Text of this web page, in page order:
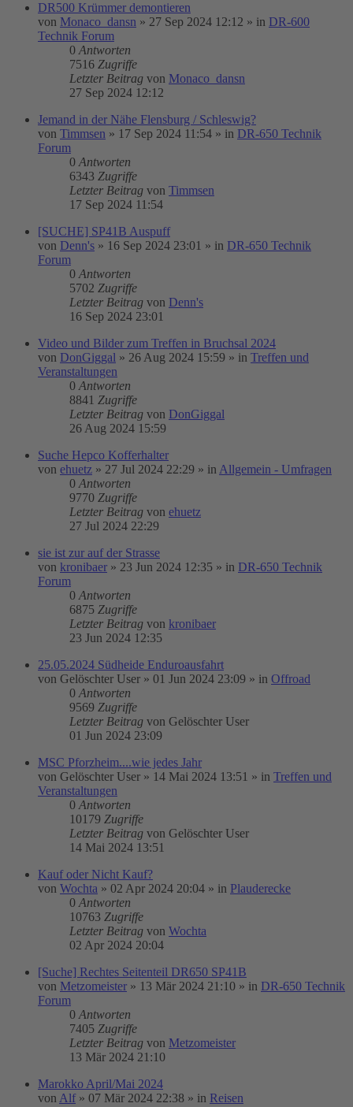
DR500 Krümmer demontieren
von Monaco_dansn » 27 Sep 2024 12:12 » in DR-600
Technik Forum
0 Antworten
7516 Zugriffe
Letzter Beitrag von Monaco_dansn
27 Sep 2024 12:12
Jemand in der Nähe Flensburg / Schleswig?
von Timmsen » 17 Sep 2024 11:54 » in DR-650 Technik
Forum
0 Antworten
6343 Zugriffe
Letzter Beitrag von Timmsen
17 Sep 2024 11:54
[SUCHE] SP41B Auspuff
von Denn's » 16 Sep 2024 23:01 » in DR-650 Technik
Forum
0 Antworten
5702 Zugriffe
Letzter Beitrag von Denn's
16 Sep 2024 23:01
Video und Bilder zum Treffen in Bruchsal 2024
von DonGiggal » 26 Aug 2024 15:59 » in Treffen und
Veranstaltungen
0 Antworten
8841 Zugriffe
Letzter Beitrag von DonGiggal
26 Aug 2024 15:59
Suche Hepco Kofferhalter
von ehuetz » 27 Jul 2024 22:29 » in Allgemein - Umfragen
0 Antworten
9770 Zugriffe
Letzter Beitrag von ehuetz
27 Jul 2024 22:29
sie ist zur auf der Strasse
von kronibaer » 23 Jun 2024 12:35 » in DR-650 Technik
Forum
0 Antworten
6875 Zugriffe
Letzter Beitrag von kronibaer
23 Jun 2024 12:35
25.05.2024 Südheide Enduroausfahrt
von Gelöschter User » 01 Jun 2024 23:09 » in Offroad
0 Antworten
9569 Zugriffe
Letzter Beitrag von Gelöschter User
01 Jun 2024 23:09
MSC Pforzheim....wie jedes Jahr
von Gelöschter User » 14 Mai 2024 13:51 » in Treffen und
Veranstaltungen
0 Antworten
10179 Zugriffe
Letzter Beitrag von Gelöschter User
14 Mai 2024 13:51
Kauf oder Nicht Kauf?
von Wochta » 02 Apr 2024 20:04 » in Plauderecke
0 Antworten
10763 Zugriffe
Letzter Beitrag von Wochta
02 Apr 2024 20:04
[Suche] Rechtes Seitenteil DR650 SP41B
von Metzomeister » 13 Mär 2024 21:10 » in DR-650 Technik
Forum
0 Antworten
7405 Zugriffe
Letzter Beitrag von Metzomeister
13 Mär 2024 21:10
Marokko April/Mai 2024
von Alf » 07 Mär 2024 22:38 » in Reisen